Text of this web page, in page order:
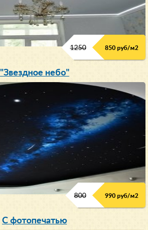
1250 850 руб/м2
"Звездное небо"
800 990 руб/м2
С фотопечатью